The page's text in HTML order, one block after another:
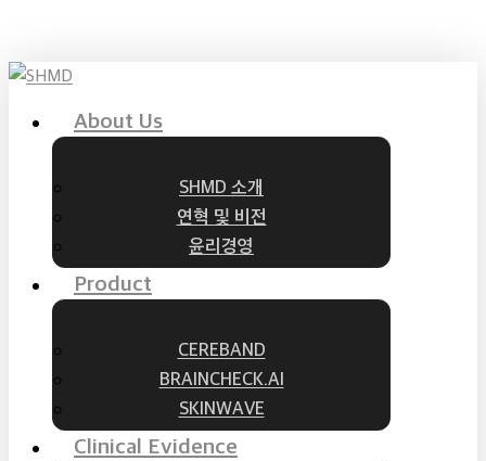
main
Menu
About Us
SHMD 소개
연혁 및 비전
윤리경영
Product
CEREBAND
BRAINCHECK.AI
SKINWAVE
Clinical Evidence